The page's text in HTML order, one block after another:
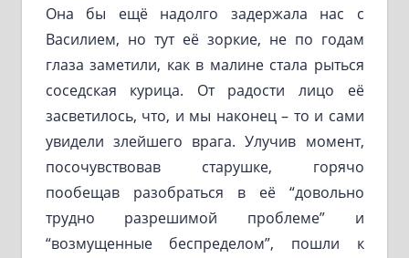
Она бы ещё надолго задержала нас с
Василием, но тут её зоркие, не по годам
глаза заметили, как в малине стала рыться
соседская курица. От радости лицо её
засветилось, что, и мы наконец – то и сами
увидели злейшего врага. Улучив момент,
посочувствовав старушке, горячо
пообещав разобраться в её “довольно
трудно разрешимой проблеме” и
“возмущенные беспределом”, пошли к